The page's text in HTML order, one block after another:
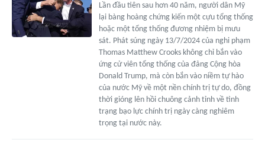
Lần đầu tiên sau hơn 40 năm, người dân Mỹ
lại bàng hoàng chứng kiến một cựu tổng thống
hoặc một tổng thống đương nhiệm bị mưu
sát. Phát súng ngày 13/7/2024 của nghi phạm
Thomas Matthew Crooks không chỉ bắn vào
ứng cử viên tổng thống của đảng Cộng hòa
Donald Trump, mà còn bắn vào niềm tự hào
của nước Mỹ về một nền chính trị tự do, đồng
thời gióng lên hồi chuông cảnh tỉnh về tình
trạng bạo lực chính trị ngày càng nghiêm
trọng tại nước này.